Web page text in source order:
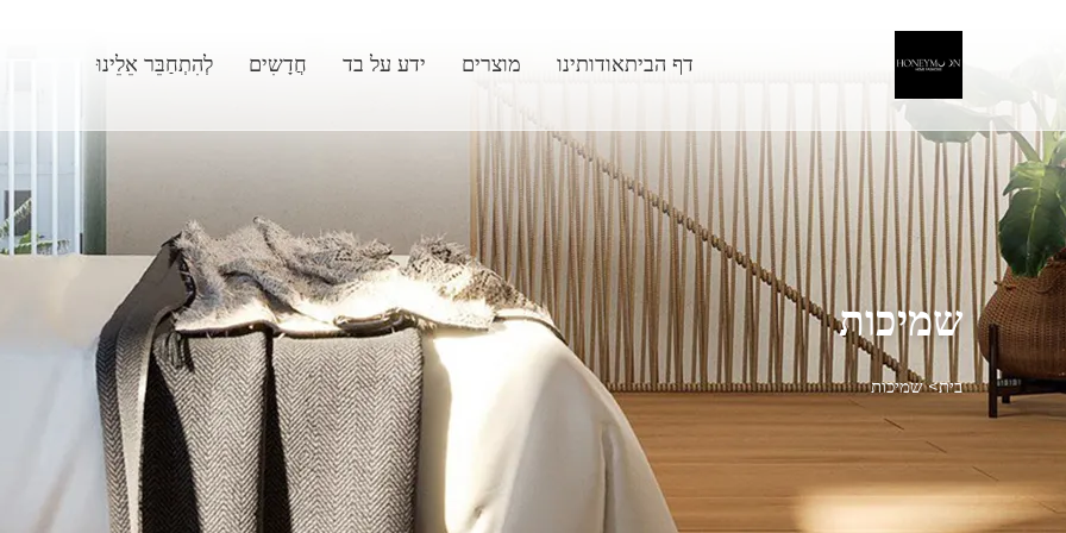
דף הביתאודותינו מוצרים ידע על בד חֲדָשִים לְהִתְחַבֵּר אֵלֵינוּ
שמיכות
בית>שמיכות